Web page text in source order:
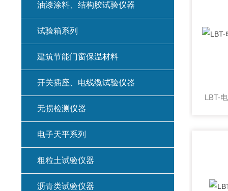
油漆涂料、结构胶试验仪器
试验箱系列
建筑节能门窗保温材料
开关插座、电线缆试验仪器
无损检测仪器
电子天平系列
粗粒土试验仪器
沥青类试验仪器